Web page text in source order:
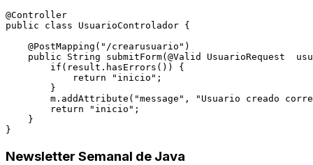
@Controller
public
class UsuarioControlador {
@PostMapping("/crearusuario")
public String submitForm( @Valid
UsuarioRequest
if (result.hasErrors()) {
return
"inicio" ;
        }
        m.addAttribute(
"message" ,
"Usuario creado
return
"inicio" ;
    }
Newsletter Semanal de Java